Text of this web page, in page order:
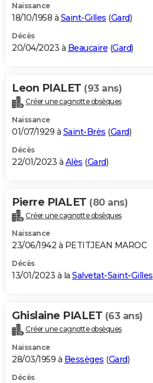
Naissance
18/10/1958 à Saint-Gilles (Gard)
Décès
20/04/2023 à Beaucaire (Gard)
Leon PIALET (93 ans)
Créer une cagnotte obsèques
Naissance
01/07/1929 à Saint-Brès (Gard)
Décès
22/01/2023 à Alès (Gard)
Pierre PIALET (80 ans)
Créer une cagnotte obsèques
Naissance
23/06/1942 à PETITJEAN MAROC
Décès
13/01/2023 à la Salvetat-Saint-Gilles
Ghislaine PIALET (63 ans)
Créer une cagnotte obsèques
Naissance
28/03/1959 à Bessèges (Gard)
Décès